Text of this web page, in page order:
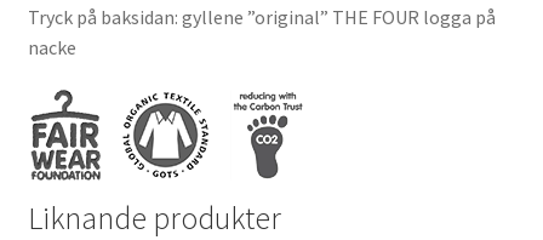
Tryck på baksidan: gyllene ”original” THE FOUR logga på
nacke
Liknande produkter